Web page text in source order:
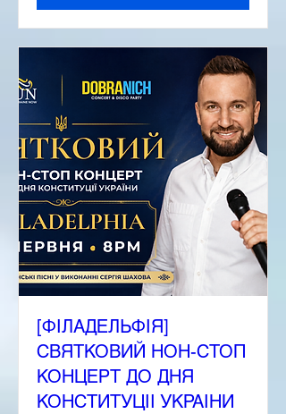
[ФІЛАДЕЛЬФІЯ]
СВЯТКОВИЙ НОН-СТОП
КОНЦЕРТ ДО ДНЯ
КОНСТИТУЦІІ УКРАІНИ